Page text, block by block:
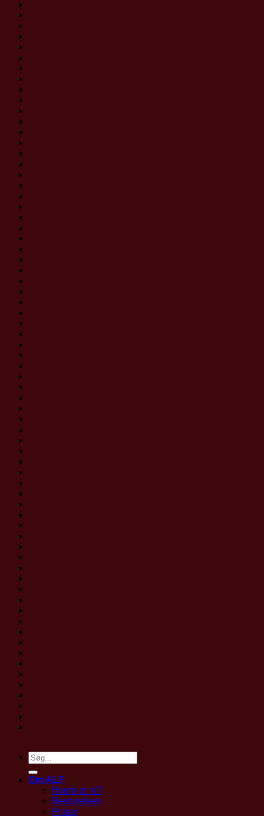
Om ALF
Hvem er vi?
Bestyrelsen
Priser